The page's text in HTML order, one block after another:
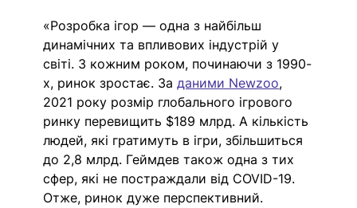
«Розробка ігор — одна з найбільш
динамічних та впливових індустрій у
світі. З кожним роком, починаючи з 1990-
х, ринок зростає. За даними Newzoo,
2021 року розмір глобального ігрового
ринку перевищить $189 млрд. А кількість
людей, які гратимуть в ігри, збільшиться
до 2,8 млрд. Геймдев також одна з тих
сфер, які не постраждали від COVID-19.
Отже, ринок дуже перспективний.